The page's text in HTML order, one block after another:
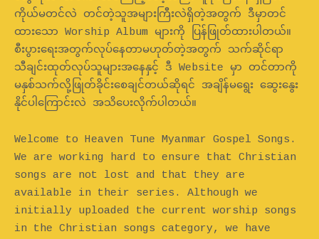
ကိုယ်မတင်လဲ တင်တဲ့သူအများကြီးလဲရှိတဲ့အတွက် ဒီမှာတင်
ထားသော Worship Album များကို ပြန်ဖြုတ်ထားပါတယ်။
စီးပွားရေးအတွက်လုပ်နေတာမဟုတ်တဲ့အတွက် သက်ဆိုင်ရာ
သီချင်းထုတ်လုပ်သူများအနေနှင့် ဒီ Website မှာ တင်တာကို
မနှစ်သက်လို့ဖြုတ်ခိုင်းစေချင်တယ်ဆိုရင် အချိန်မရွေး ဆွေးနွေး
နိုင်ပါကြောင်းလဲ အသိပေးလိုက်ပါတယ်။
Welcome to Heaven Tune Myanmar Gospel Songs.
We are working hard to ensure that Christian
songs are not lost and that they are
available in their series. Although we
initially uploaded the current worship songs
in the Christian songs category, we have